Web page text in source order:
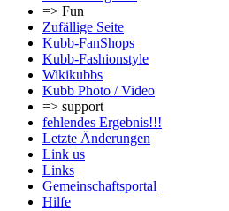
=> Fun
Zufällige Seite
Kubb-FanShops
Kubb-Fashionstyle
Wikikubbs
Kubb Photo / Video
=> support
fehlendes Ergebnis!!!
Letzte Änderungen
Link us
Links
Gemeinschafts­portal
Hilfe